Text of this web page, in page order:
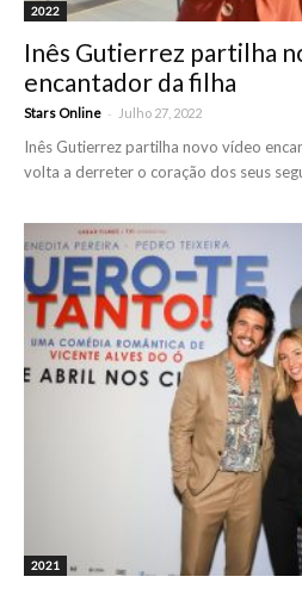
2022
Inês Gutierrez partilha
encantador da filha
Stars Online - Julho 27, 2022
Inês Gutierrez partilha novo vídeo
volta a derreter o coração dos seus
2021